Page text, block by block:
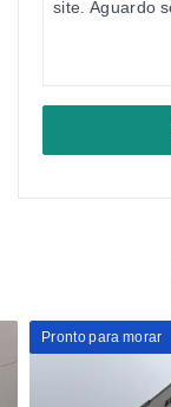
Pronto para morar